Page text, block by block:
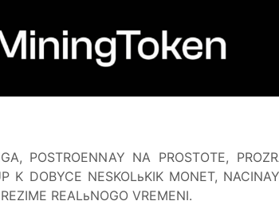
POSTROENNAY NA PROSTOTE,
K DOBYCE NESKOLьKIK MONET,
REALьNOGO VREMENI.